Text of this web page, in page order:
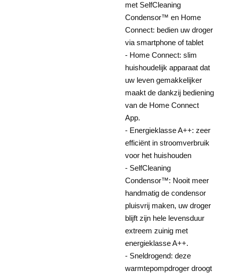
met SelfCleaning
Condensor™ en Home
Connect: bedien uw droger
via smartphone of tablet
- Home Connect: slim
huishoudelijk apparaat dat
uw leven gemakkelijker
maakt de dankzij bediening
van de Home Connect
App.
- Energieklasse A++: zeer
efficiënt in stroomverbruik
voor het huishouden
- SelfCleaning
Condensor™: Nooit meer
handmatig de condensor
pluisvrij maken, uw droger
blijft zijn hele levensduur
extreem zuinig met
energieklasse A++.
- Sneldrogend: deze
warmtepompdroger droogt